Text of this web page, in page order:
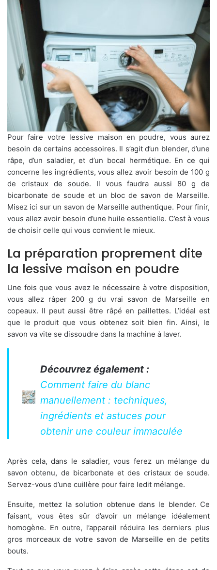
Pour faire votre lessive maison en poudre, vous aurez
besoin de certains accessoires. Il s’agit d’un blender, d’une
râpe, d’un saladier, et d’un bocal hermétique. En ce qui
concerne les ingrédients, vous allez avoir besoin de 100 g
de cristaux de soude. Il vous faudra aussi 80 g de
bicarbonate de soude et un bloc de savon de Marseille.
Misez ici sur un savon de Marseille authentique. Pour finir,
vous allez avoir besoin d’une huile essentielle. C’est à vous
de choisir celle qui vous convient le mieux.
La préparation proprement dite
la lessive maison en poudre
Une fois que vous avez le nécessaire à votre disposition,
vous allez râper 200 g du vrai savon de Marseille en
copeaux. Il peut aussi être râpé en paillettes. L’idéal est
que le produit que vous obtenez soit bien fin. Ainsi, le
savon va vite se dissoudre dans la machine à laver.
Découvrez également :
Comment faire du blanc
manuellement : techniques,
ingrédients et astuces pour
obtenir une couleur immaculée
Après cela, dans le saladier, vous ferez un mélange du
savon obtenu, de bicarbonate et des cristaux de soude.
Servez-vous d’une cuillère pour faire ledit mélange.
Ensuite, mettez la solution obtenue dans le blender. Ce
faisant, vous êtes sûr d’avoir un mélange idéalement
homogène. En outre, l’appareil réduira les derniers plus
gros morceaux de votre savon de Marseille en de petits
bouts.